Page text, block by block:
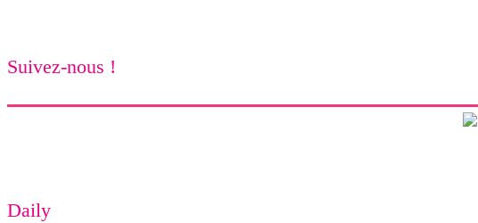
Suivez-nous !
Daily